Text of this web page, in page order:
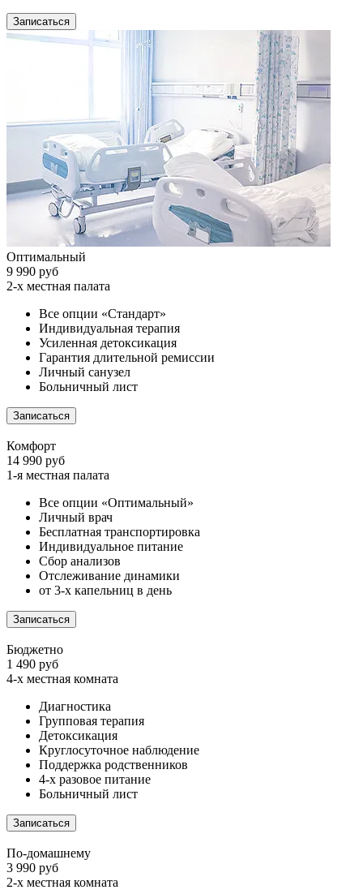
Записаться
Оптимальный
9 990 руб
2-х местная палата
Все опции «Стандарт»
Индивидуальная терапия
Усиленная детоксикация
Гарантия длительной ремиссии
Личный санузел
Больничный лист
Записаться
Комфорт
14 990 руб
1-я местная палата
Все опции «Оптимальный»
Личный врач
Бесплатная транспортировка
Индивидуальное питание
Сбор анализов
Отслеживание динамики
от 3-х капельниц в день
Записаться
Бюджетно
1 490 руб
4-х местная комната
Диагностика
Групповая терапия
Детоксикация
Круглосуточное наблюдение
Поддержка родственников
4-х разовое питание
Больничный лист
Записаться
По-домашнему
3 990 руб
2-х местная комната